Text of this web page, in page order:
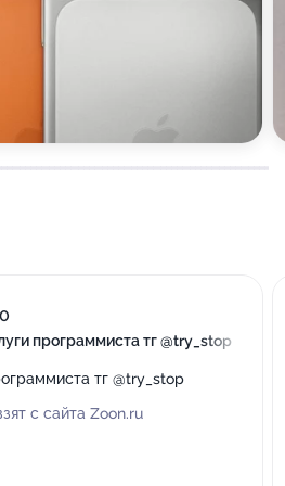
программиста тг @try_stop
тг @try_stop
с сайта Zoon.ru